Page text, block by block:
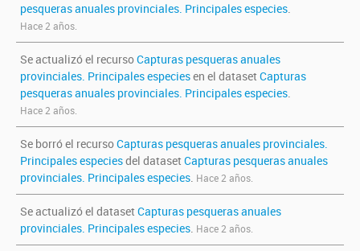
pesqueras anuales provinciales. Principales especies.
Hace 2 años.
Se actualizó el recursoCapturas pesqueras anuales
provinciales. Principales especiesen el dataset Capturas
pesqueras anuales provinciales. Principales especies.
Hace 2 años.
Se borró el recursoCapturas pesqueras anuales provinciales.
Principales especiesdel dataset Capturas pesqueras anuales
provinciales. Principales especies. Hace 2 años.
Se actualizó el dataset Capturas pesqueras anuales
provinciales. Principales especies. Hace 2 años.